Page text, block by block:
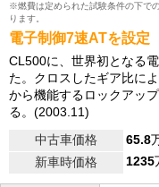
※燃費は定められた試験条件の下で
ります。
電子制御7速ATを設定
CL500に、世界初となる
た。クロスしたギア比に
から機能するロックアッ
る。(2003.11)
中古車価格
65.8
新車時価格
1235